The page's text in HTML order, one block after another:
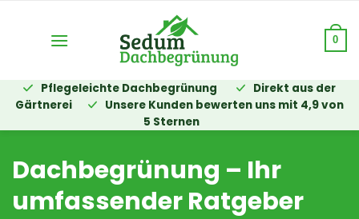
springen
0
Pflegeleichte Dachbegrünung
Direkt aus der
Gärtnerei
Unsere Kunden bewerten uns mit 4,9 von
5 Sternen
Dachbegrünung – Ihr
umfassender Ratgeber